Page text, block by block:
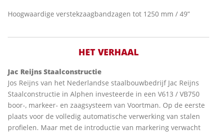
Hoogwaardige verstekzaagbandzagen tot 1250 mm / 49”
HET VERHAAL
Jac Reijns Staalconstructie
Jos Reijns van het Nederlandse staalbouwbedrijf Jac Reijns
Staalconstructie in Alphen investeerde in een V613 / VB750
boor-, markeer- en zaagsysteem van Voortman. Op de eerste
plaats voor de volledig automatische verwerking van stalen
profielen. Maar met de introductie van markering verwacht